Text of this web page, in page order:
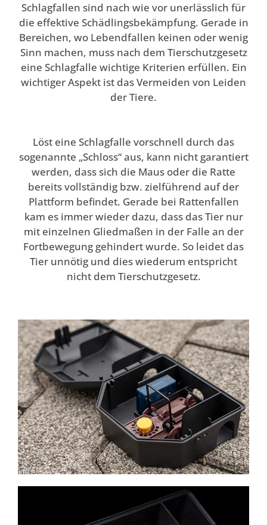
Schlagfallen sind nach wie vor unerlässlich für
die effektive Schädlingsbekämpfung. Gerade in
Bereichen, wo Lebendfallen keinen oder wenig
Sinn machen, muss nach dem Tierschutzgesetz
eine Schlagfalle wichtige Kriterien erfüllen. Ein
wichtiger Aspekt ist das Vermeiden von Leiden
der Tiere.
Löst eine Schlagfalle vorschnell durch das
sogenannte „Schloss“ aus, kann nicht garantiert
werden, dass sich die Maus oder die Ratte
bereits vollständig bzw. zielführend auf der
Plattform befindet. Gerade bei Rattenfallen
kam es immer wieder dazu, dass das Tier nur
mit einzelnen Gliedmaßen in der Falle an der
Fortbewegung gehindert wurde. So leidet das
Tier unnötig und dies wiederum entspricht
nicht dem Tierschutzgesetz.